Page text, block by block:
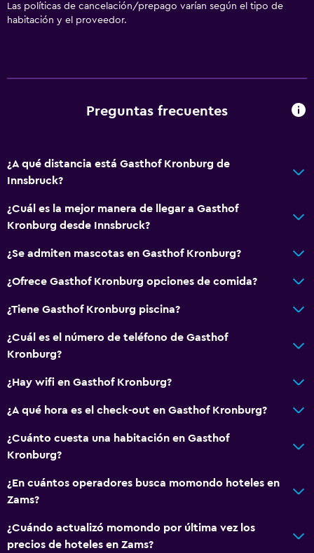
Las políticas de cancelación/prepago varían según el tipo de
habitación y el proveedor.
Preguntas frecuentes
¿A qué distancia está Gasthof Kronburg de
Innsbruck?
¿Cuál es la mejor manera de llegar a Gasthof
Kronburg desde Innsbruck?
¿Se admiten mascotas en Gasthof Kronburg?
¿Ofrece Gasthof Kronburg opciones de comida?
¿Tiene Gasthof Kronburg piscina?
¿Cuál es el número de teléfono de Gasthof
Kronburg?
¿Hay wifi en Gasthof Kronburg?
¿A qué hora es el check-out en Gasthof Kronburg?
¿Cuánto cuesta una habitación en Gasthof
Kronburg?
¿En cuántos operadores busca momondo hoteles en
Zams?
¿Cuándo actualizó momondo por última vez los
precios de hoteles en Zams?